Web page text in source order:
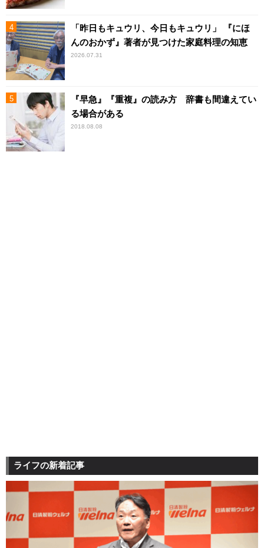
「昨日もキュウリ、今日もキュウリ」 『にほ
んのおかず』著者が見つけた家庭料理の知恵
2026.07.31
『早急』『重複』の読み方 辞書も間違えてい
る場合がある
2018.08.08
ライフの新着記事